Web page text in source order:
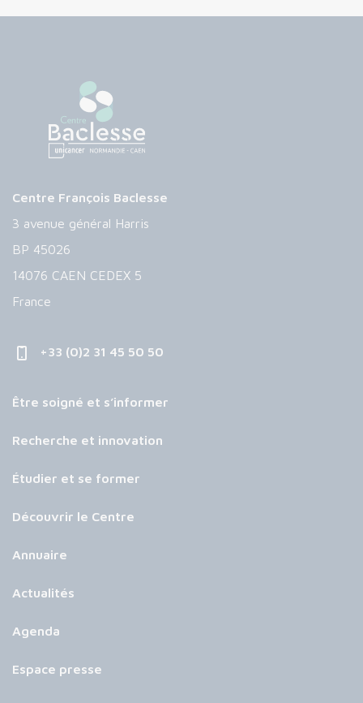
Centre François Baclesse
3 avenue général Harris
BP 45026
14076 CAEN CEDEX 5
France
+33 (0)2 31 45 50 50
Être soigné et s’informer
Recherche et innovation
Étudier et se former
Découvrir le Centre
Annuaire
Actualités
Agenda
Espace presse